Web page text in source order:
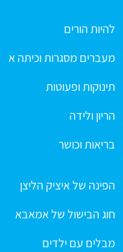
להיות הורים
מעברים מסגרות וכיתה א
תינוקות ופעוטות
הריון ולידה
בריאות וכושר
הפינה של איציק הליצן
חוג הבישול של אמאבא
מבלים עם ילדים